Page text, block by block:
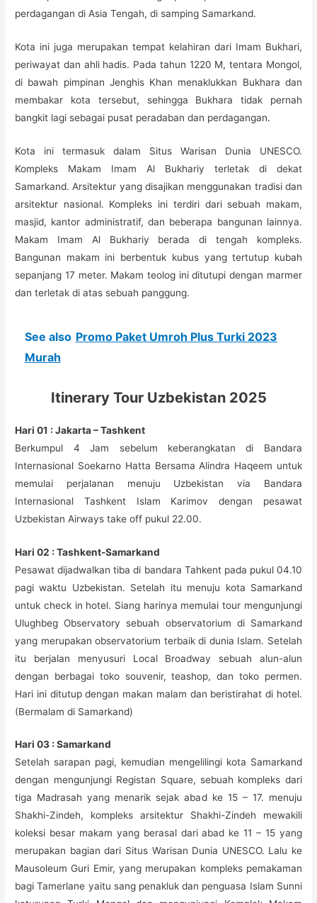
perdagangan di Asia Tengah, di samping Samarkand.
Kota ini juga merupakan tempat kelahiran dari Imam Bukhari,
periwayat dan ahli hadis. Pada tahun 1220 M, tentara Mongol,
di bawah pimpinan Jenghis Khan menaklukkan Bukhara dan
membakar kota tersebut, sehingga Bukhara tidak pernah
bangkit lagi sebagai pusat peradaban dan perdagangan.
Kota ini termasuk dalam Situs Warisan Dunia UNESCO.
Kompleks Makam Imam Al Bukhariy terletak di dekat
Samarkand. Arsitektur yang disajikan menggunakan tradisi dan
arsitektur nasional. Kompleks ini terdiri dari sebuah makam,
masjid, kantor administratif, dan beberapa bangunan lainnya.
Makam Imam Al Bukhariy berada di tengah kompleks.
Bangunan makam ini berbentuk kubus yang tertutup kubah
sepanjang 17 meter. Makam teolog ini ditutupi dengan marmer
dan terletak di atas sebuah panggung.
See also Promo Paket Umroh Plus Turki 2023
Murah
Itinerary Tour Uzbekistan 2025
Hari 01 : Jakarta – Tashkent
Berkumpul 4 Jam sebelum keberangkatan di Bandara
Internasional Soekarno Hatta Bersama Alindra Haqeem untuk
memulai perjalanan menuju Uzbekistan via Bandara
Internasional Tashkent Islam Karimov dengan pesawat
Uzbekistan Airways take off pukul 22.00.
Hari 02 : Tashkent-Samarkand
Pesawat dijadwalkan tiba di bandara Tahkent pada pukul 04.10
pagi waktu Uzbekistan. Setelah itu menuju kota Samarkand
untuk check in hotel. Siang harinya memulai tour mengunjungi
Ulughbeg Observatory sebuah observatorium di Samarkand
yang merupakan observatorium terbaik di dunia Islam. Setelah
itu berjalan menyusuri Local Broadway sebuah alun-alun
dengan berbagai toko souvenir, teashop, dan toko permen.
Hari ini ditutup dengan makan malam dan beristirahat di hotel.
(Bermalam di Samarkand)
Hari 03 : Samarkand
Setelah sarapan pagi, kemudian mengelilingi kota Samarkand
dengan mengunjungi Registan Square, sebuah kompleks dari
tiga Madrasah yang menarik sejak abad ke 15 – 17. menuju
Shakhi-Zindeh, kompleks arsitektur Shakhi-Zindeh mewakili
koleksi besar makam yang berasal dari abad ke 11 – 15 yang
merupakan bagian dari Situs Warisan Dunia UNESCO. Lalu ke
Mausoleum Guri Emir, yang merupakan kompleks pemakaman
bagi Tamerlane yaitu sang penakluk dan penguasa Islam Sunni